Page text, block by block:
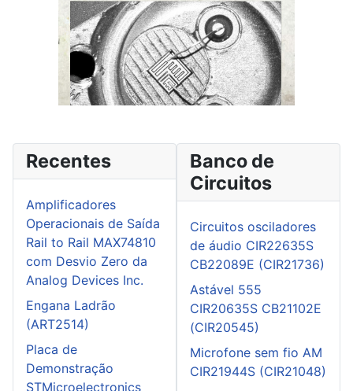
Recentes
Amplificadores
Operacionais de Saída
Rail to Rail MAX74810
com Desvio Zero da
Analog Devices Inc.
Engana Ladrão
(ART2514)
Placa de
Demonstração
STMicroelectronics
Banco de
Circuitos
Circuitos osciladores
de áudio CIR22635S
CB22089E (CIR21736)
Astável 555
CIR20635S CB21102E
(CIR20545)
Microfone sem fio AM
CIR21944S (CIR21048)